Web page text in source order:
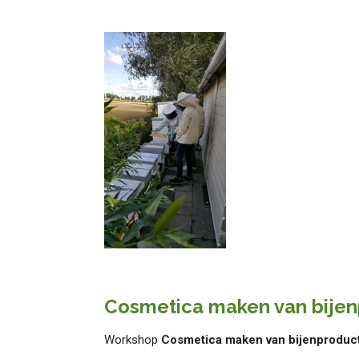
Cosmetica maken van
Workshop Cosmetica maken van